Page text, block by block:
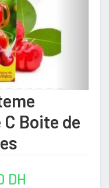
Boite de
DH